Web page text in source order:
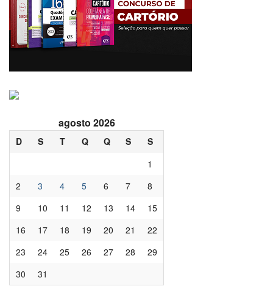
agosto 2026
D S T Q Q S
S
1
2
3 4 5 6 7
8
9
10 11 12 13 14
15
16
17 18 19 20 21
22
23
24 25 26 27 28
29
30
31